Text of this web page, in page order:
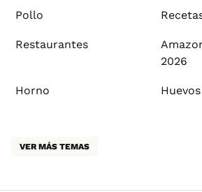
Pollo
Restaurantes
2026
Horno Huevos
VER MÁS TEMAS